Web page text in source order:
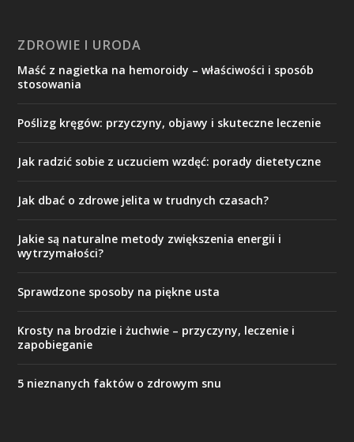
ZDROWIE I URODA
Maść z nagietka na hemoroidy – właściwości i sposób
stosowania
Poślizg kręgów: przyczyny, objawy i skuteczne leczenie
Jak radzić sobie z uczuciem wzdęć: porady dietetyczne
Jak dbać o zdrowe jelita w trudnych czasach?
Jakie są naturalne metody zwiększenia energii i
wytrzymałości?
Sprawdzone sposoby na piękne usta
Krosty na brodzie i żuchwie – przyczyny, leczenie i
zapobieganie
5 nieznanych faktów o zdrowym snu